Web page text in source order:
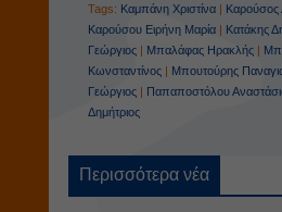
Tags: Καμπάνη Χριστίνα| Καρούσος
Καρούσου Ειρήνη Μαρία| Κατάκης
Γεώργιος| Μπαλάφας Ηρακλής|
Κωνσταντίνος| Μπουτούρης
Γεώργιος| Παπαποστόλου
Δημήτριος
Περισσότερα νέα